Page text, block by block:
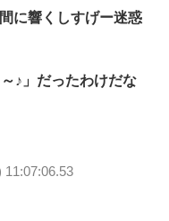
に響くしすげー迷惑
♪」だったわけだな
11:07:06.53